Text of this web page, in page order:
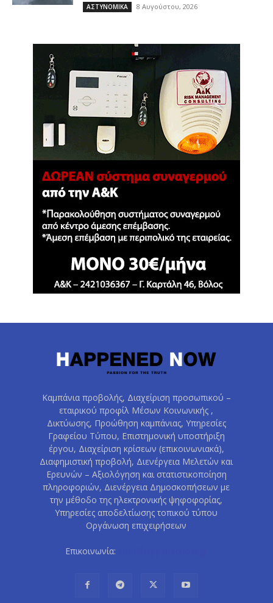
ΑΣΤΥΝΟΜΙΚΑ 8 Αυγούστου, 2026
Καμπάνια προβολής, Διαχείριση προσωπικού –
εταιρικού προφίλ Μέσων Κοινωνικής ,
Δικτύωσης, Προώθηση καμπάνιας, Υπηρεσίες
Γραφείου Τύπου, Επιστημονική υποστήριξη
έργου, Διαχείριση κρίσεων (επικοινωνιακά),
Διαφημιστική προβολή, Διενέργεια Μελετών και
Ερευνών – Αξιολόγηση και στατιστικοποίηση
πληροφοριών, Διενέργεια Δημοσκοπήσεων με
την μέθοδο της ηλεκτρονικής ψηφοφορίας,
Υπηρεσίες αποδελτίωσης τοπικού τύπου
Οργάνωση επιχειρήσεων
Επικοινωνία: